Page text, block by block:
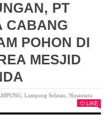
PT
CABANG
POHON DI
MESJID
,Lampung Selatan ,Nusantara
LIKE